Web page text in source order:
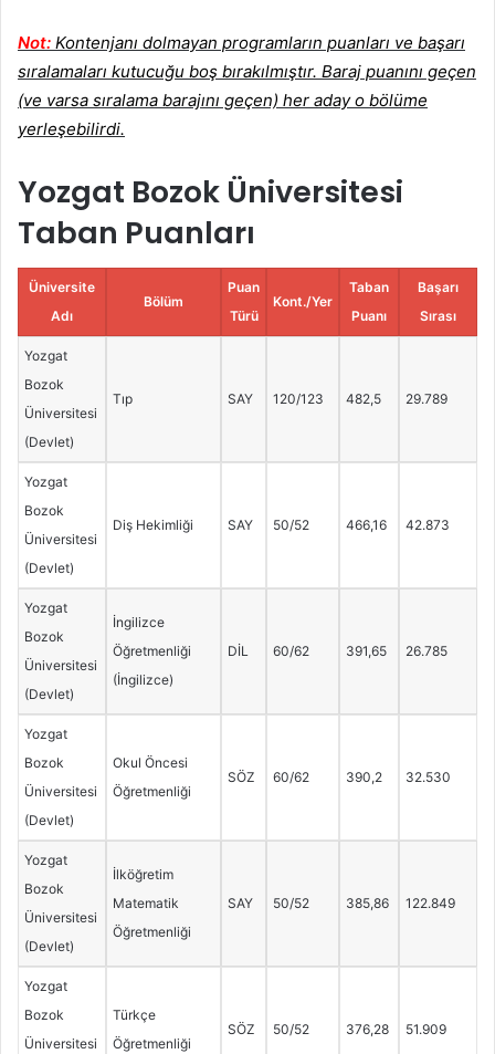
Not: Kontenjanı dolmayan programların puanları ve başarı
sıralamaları kutucuğu boş bırakılmıştır. Baraj puanını geçen
(ve varsa sıralama barajını geçen) her aday o bölüme
yerleşebilirdi.
Yozgat Bozok Üniversitesi
Taban Puanları
Üniversite
Adı
Bölüm
Puan
Türü
Kont./Yer
Taban
Puanı
Başarı
Sırası
Yozgat
Bozok
Üniversitesi
(Devlet)
Tıp SAY 120/123 482,5 29.789
Yozgat
Bozok
Üniversitesi
(Devlet)
Diş Hekimliği SAY 50/52 466,16 42.873
Yozgat
Bozok
Üniversitesi
(Devlet)
İngilizce
Öğretmenliği
(İngilizce)
DİL 60/62 391,65 26.785
Yozgat
Bozok
Üniversitesi
(Devlet)
Okul Öncesi
Öğretmenliği
SÖZ 60/62 390,2 32.530
Yozgat
Bozok
Üniversitesi
(Devlet)
İlköğretim
Matematik
Öğretmenliği
SAY 50/52 385,86 122.849
Yozgat
Bozok
Üniversitesi
Türkçe
Öğretmenliği
SÖZ 50/52 376,28 51.909